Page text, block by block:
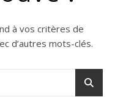
à vos critères de
d’autres mots-clés.